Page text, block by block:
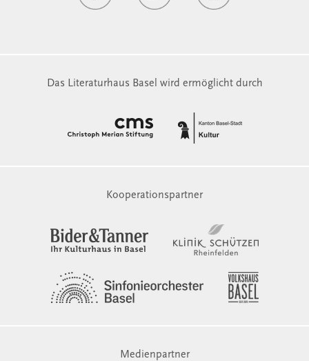
Das Literaturhaus Basel wird ermöglicht durch
Kooperationspartner
Medienpartner